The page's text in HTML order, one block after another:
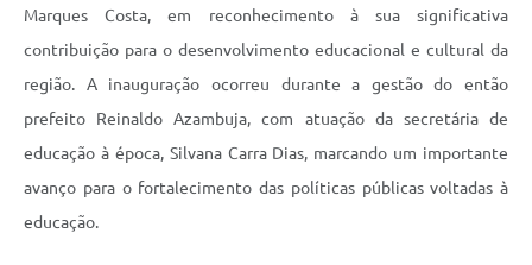
Marques Costa, em reconhecimento à sua significativa
contribuição para o desenvolvimento educacional e cultural da
região. A inauguração ocorreu durante a gestão do então
prefeito Reinaldo Azambuja, com atuação da secretária de
educação à época, Silvana Carra Dias, marcando um importante
avanço para o fortalecimento das políticas públicas voltadas à
educação.